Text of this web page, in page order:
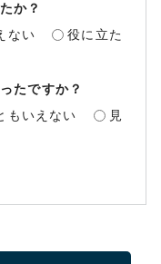
か？
ない
役に立た
たですか？
もいえない
見